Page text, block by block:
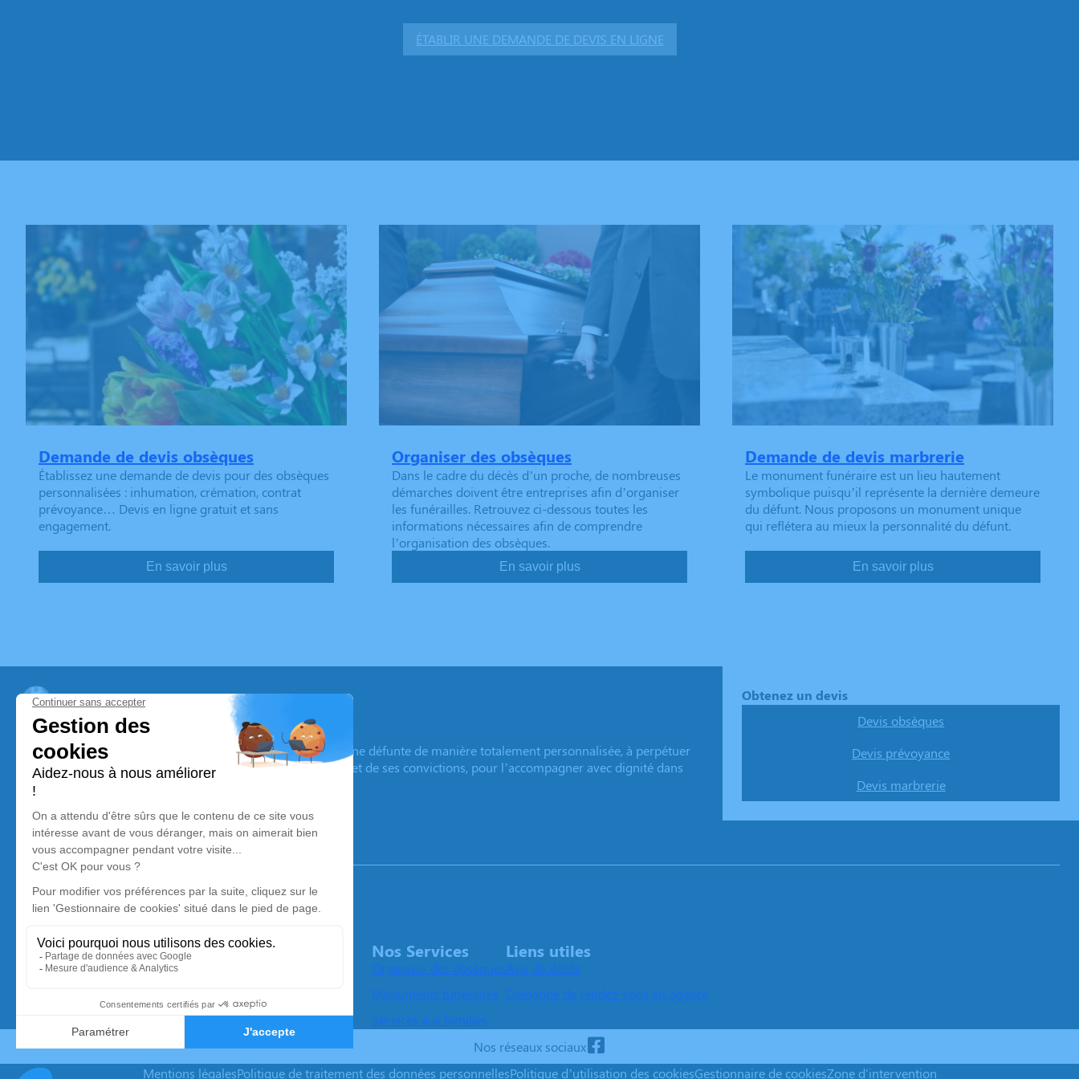
ÉTABLIR UNE DEMANDE DE DEVIS EN LIGNE
Demande de devis obsèques
Établissez une demande de devis pour des obsèques
personnalisées : inhumation, crémation, contrat
prévoyance… Devis en ligne gratuit et sans
engagement.
En savoir plus
Organiser des obsèques
Dans le cadre du décès d’un proche, de nombreuses
démarches doivent être entreprises afin d’organiser
les funérailles. Retrouvez ci-dessous toutes les
informations nécessaires afin de comprendre
l’organisation des obsèques.
En savoir plus
Demande de devis marbrerie
Le monument funéraire est un lieu hautement
symbolique puisqu’il représente la dernière demeure
du défunt. Nous proposons un monument unique
qui reflétera au mieux la personnalité du défunt.
En savoir plus
Pompes Funèbres SDS
Nos équipes vous aident à honorer la mémoire de la personne défunte de manière totalement personnalisée, à perpétuer
son souvenir dans le respect de ses volontés, de ses valeurs et de ses convictions, pour l’accompagner avec dignité dans
son dernier voyage.
Obtenez un devis
Devis obsèques
Devis prévoyance
Devis marbrerie
Notre agence
Pompes Funèbres SDS
06 89 33 40 62
stephane.mone@orange.fr
1, Rue Lanoux – 66760 – Enveitg
Nos Services
Organiser des obsèques
Monuments funéraires
Services aux familles
Liens utiles
Avis de décès
Demande de rendez-vous en agence
Nos réseaux sociaux
Mentions légalesPolitique de traitement des données personnellesPolitique d’utilisation des cookiesGestionnaire de cookiesZone d'intervention